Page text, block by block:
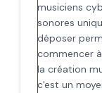
musiciens
sonores
déposer
commencer
la création
c'est un